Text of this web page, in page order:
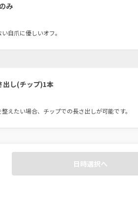
み
自爪に優しいオフ。
出し(チップ)1本
日時選択へ